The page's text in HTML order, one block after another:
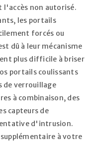
l'accès non autorisé.
les portails
forcés ou
dû à leur mécanisme
plus difficile à briser
portails coulissants
de verrouillage
à combinaison, des
capteurs de
d'intrusion.
à votre